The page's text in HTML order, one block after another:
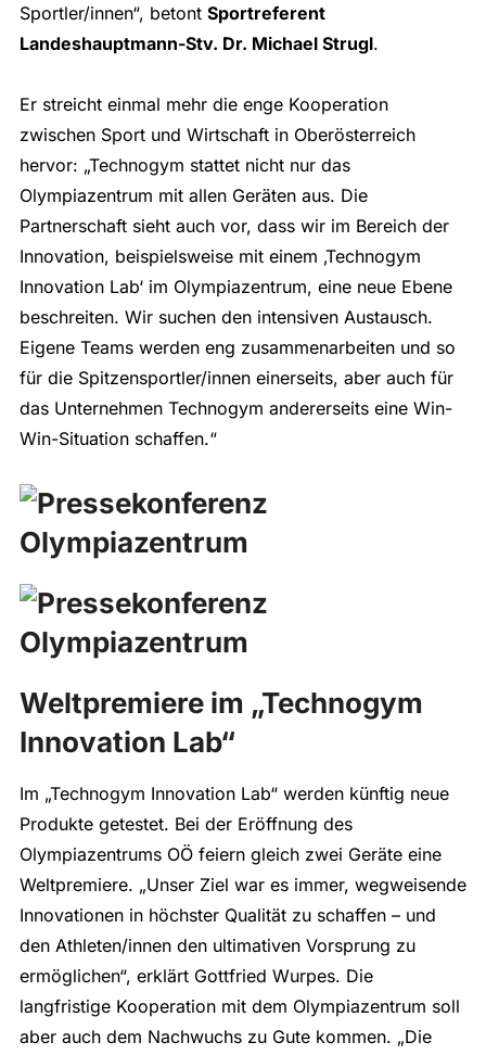
Sportler/innen“, betont Sportreferent
Landeshauptmann-Stv. Dr. Michael Strugl.
Er streicht einmal mehr die enge Kooperation
zwischen Sport und Wirtschaft in Oberösterreich
hervor: „Technogym stattet nicht nur das
Olympiazentrum mit allen Geräten aus. Die
Partnerschaft sieht auch vor, dass wir im Bereich der
Innovation, beispielsweise mit einem ‚Technogym
Innovation Lab‘ im Olympiazentrum, eine neue Ebene
beschreiten. Wir suchen den intensiven Austausch.
Eigene Teams werden eng zusammenarbeiten und so
für die Spitzensportler/innen einerseits, aber auch für
das Unternehmen Technogym andererseits eine Win-
Win-Situation schaffen.“
Weltpremiere im „Technogym
Innovation Lab“
Im „Technogym Innovation Lab“ werden künftig neue
Produkte getestet. Bei der Eröffnung des
Olympiazentrums OÖ feiern gleich zwei Geräte eine
Weltpremiere. „Unser Ziel war es immer, wegweisende
Innovationen in höchster Qualität zu schaffen – und
den Athleten/innen den ultimativen Vorsprung zu
ermöglichen“, erklärt Gottfried Wurpes. Die
langfristige Kooperation mit dem Olympiazentrum soll
aber auch dem Nachwuchs zu Gute kommen. „Die